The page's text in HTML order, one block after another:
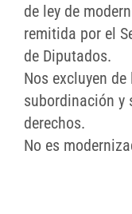
de ley de
remitida por el
de Diputados.
Nos excluyen de
subordinación y
derechos.
No es